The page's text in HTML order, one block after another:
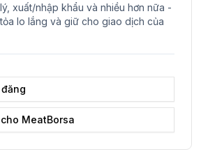
xuất/nhập khẩu và nhiều hơn nữa -
lo lắng và giữ cho giao dịch của
MeatBorsa